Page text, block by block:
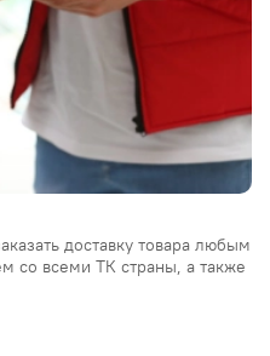
доставку товара любым
со всеми ТК страны, а также